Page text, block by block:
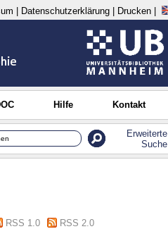
Datenschutzerklärung Drucken
Hilfe Kontakt
Erweiterte
Suche
RSS 1.0
RSS 2.0